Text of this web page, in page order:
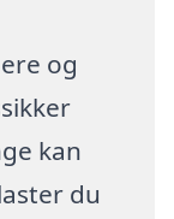
og
kan
du